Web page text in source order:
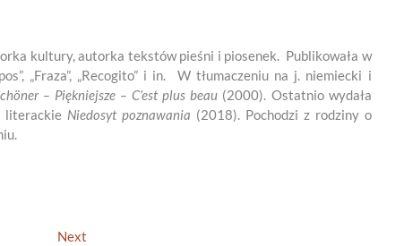
kultury, autorka tekstów pieśni i piosenek. Publikowała w
„Fraza”, „Recogito” i in. W tłumaczeniu na j. niemiecki i
– Piękniejsze – C’est plus beau (2000). Ostatnio wydała
Niedosyt poznawania (2018). Pochodzi z rodziny o
NextNext